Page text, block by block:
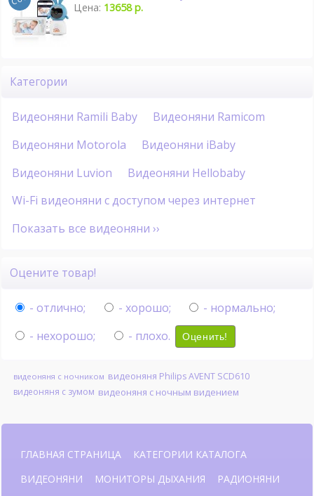
Цена: 13658 р.
Категории
Видеоняни Ramili Baby
Видеоняни Ramicom
Видеоняни Motorola
Видеоняни iBaby
Видеоняни Luvion
Видеоняни Hellobaby
Wi-Fi видеоняни с доступом через интернет
Показать все видеоняни ››
Оцените товар!
- отлично; - хорошо;
- нормально;
- нехорошо;
- плохо. Оценить!
видеоняня с ночником видеоняня Philips AVENT SCD610
видеоняня с зумом видеоняня с ночным видением
ГЛАВНАЯ СТРАНИЦА
КАТЕГОРИИ КАТАЛОГА
ВИДЕОНЯНИ
МОНИТОРЫ ДЫХАНИЯ
РАДИОНЯНИ